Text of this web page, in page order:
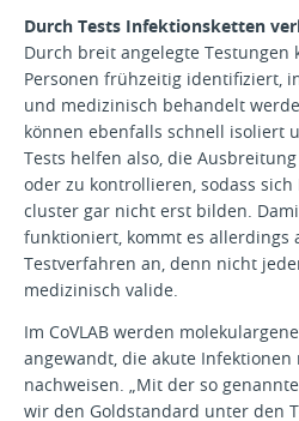
Durch Tests Infektionsketten
Durch breit angelegte Testungen
Personen frühzeitig identifiziert,
und medizinisch behandelt
können ebenfalls schnell isoliert
Tests helfen also, die
oder zu kontrollieren, sodass
cluster gar nicht erst bilden.
funktioniert, kommt es allerdings
Testverfahren an, denn nicht
medizinisch valide.
Im CoVLAB werden
angewandt, die akute Infektionen
nachweisen. „Mit der so
wir den Goldstandard unter den